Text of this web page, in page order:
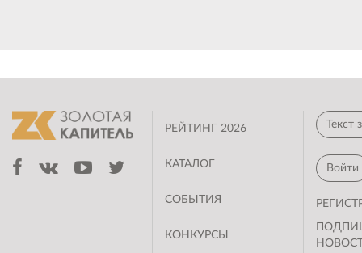
РЕЙТИНГ 2026
КАТАЛОГ
СОБЫТИЯ
КОНКУРСЫ
Войти